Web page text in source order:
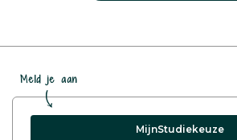
Meld je aan
MijnStudiekeuze